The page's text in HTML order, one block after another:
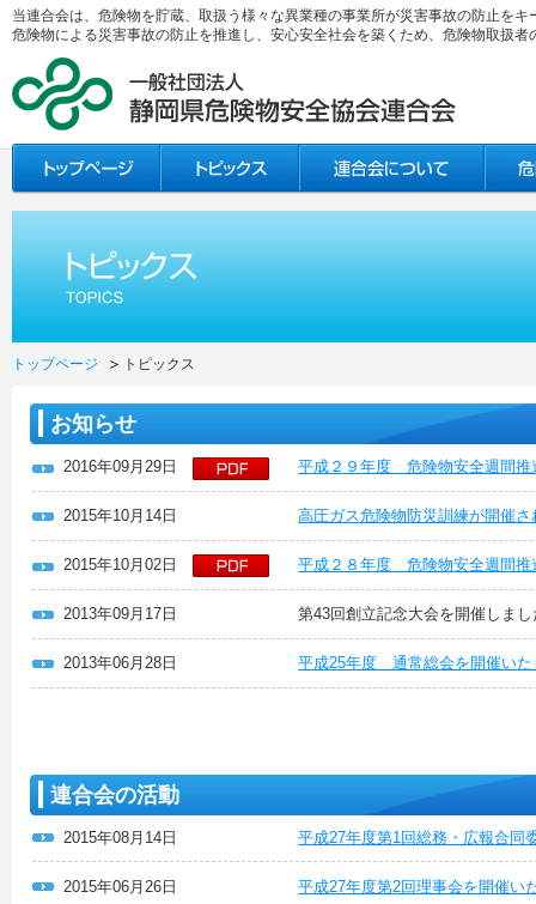
当連合会は、危険物を貯蔵、取扱う様々な異業種の事業所が災害事故の防止を
危険物による災害事故の防止を推進し、安心安全社会を築くため、危険物取扱
トップページ トピックス
お知らせ
2016年09月29日 平成２９年度 危険物安全週間推
2015年10月14日 高圧ガス危険物防災訓練が開催さ
2015年10月02日 平成２８年度 危険物安全週間推
2013年09月17日 第43回創立記念大会を開催しま
2013年06月28日 平成25年度 通常総会を開催いた
連合会の活動
2015年08月14日 平成27年度第1回総務・広報合同
2015年06月26日 平成27年度第2回理事会を開催い